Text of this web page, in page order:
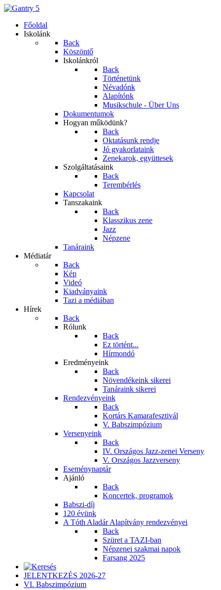
Főoldal
Iskolánk
Back
Köszöntő
Iskolánkról
Back
Történetünk
Névadónk
Alapítónk
Musikschule - Über Uns
Dokumentumok
Hogyan működünk?
Back
Oktatásunk rendje
Jó gyakorlataink
Zenekarok, együttesek
Szolgáltatásaink
Back
Terembérlés
Kapcsolat
Tanszakaink
Back
Klasszikus zene
Jazz
Népzene
Tanáraink
Médiatár
Back
Kép
Videó
Kiadványaink
Tazi a médiában
Hírek
Back
Rólunk
Back
Ez történt...
Hírmondó
Eredményeink
Back
Növendékeink sikerei
Tanáraink sikerei
Rendezvényeink
Back
Kortárs Kamarafesztivál
V. Babszimpózium
Versenyeink
Back
IV. Országos Jazz-zenei Verseny
V. Országos Jazzverseny
Eseménynaptár
Ajánló
Back
Koncertek, programok
Babszi-díj
120 évünk
A Tóth Aladár Alapítvány rendezvényei
Back
Szüret a TAZI-ban
Népzenei szakmai napok
Farsang 2025
JELENTKEZÉS 2026-27
VI. Babszimpózium